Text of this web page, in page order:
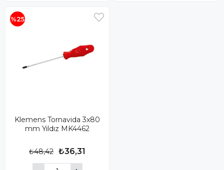
Klemens Tornavida 3x80
mm Yıldız MK4462
₺36,31
₺48,42
%25